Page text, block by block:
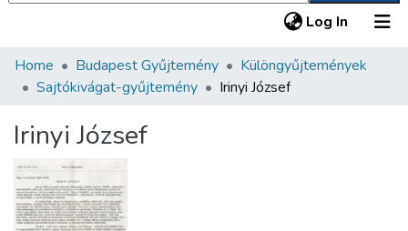
Log In (current)
Communities & Collections
Statistics
About us
Home Budapest Gyűjtemény
Különgyűjtemények
Sajtókivágat-gyűjtemény
Irinyi József
Irinyi József